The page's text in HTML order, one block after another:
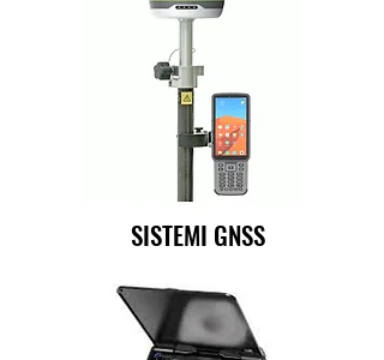
SISTEMI GNSS